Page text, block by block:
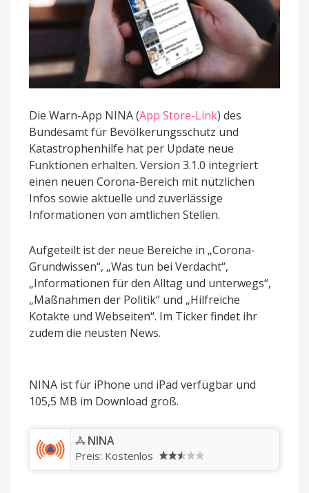
Die Warn-App NINA (App Store-Link) des
Bundesamt für Bevölkerungsschutz und
Katastrophenhilfe hat per Update neue
Funktionen erhalten. Version 3.1.0 integriert
einen neuen Corona-Bereich mit nützlichen
Infos sowie aktuelle und zuverlässige
Informationen von amtlichen Stellen.
Aufgeteilt ist der neue Bereiche in „Corona-
Grundwissen“, „Was tun bei Verdacht“,
„Informationen für den Alltag und unterwegs“,
„Maßnahmen der Politik“ und „Hilfreiche
Kotakte und Webseiten“. Im Ticker findet ihr
zudem die neusten News.
NINA ist für iPhone und iPad verfügbar und
105,5 MB im Download groß.
‎NINA
Preis: Kostenlos